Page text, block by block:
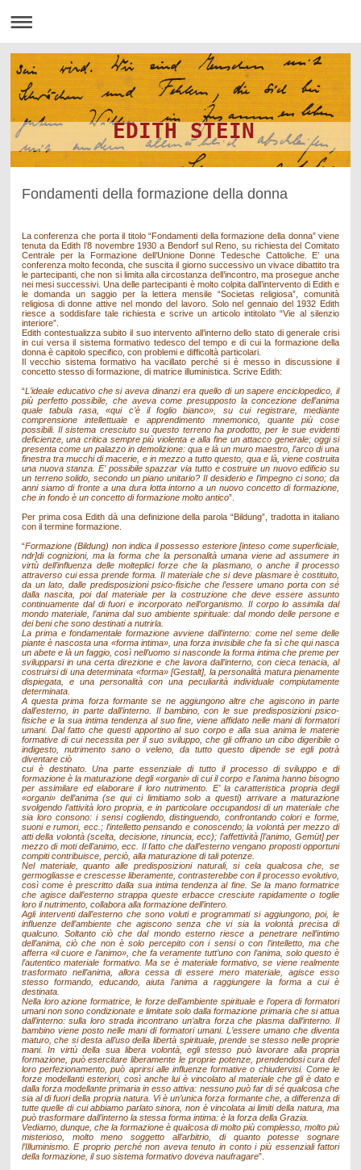
EDITH STEIN
Fondamenti della formazione della donna
La conferenza che porta il titolo “Fondamenti della formazione della donna” viene
tenuta da Edith l’8 novembre 1930 a Bendorf sul Reno, su richiesta del Comitato
Centrale per la Formazione dell’Unione Donne Tedesche Cattoliche. E’ una
conferenza molto feconda, che suscita il giorno successivo un vivace dibattito tra
le partecipanti, che non si limita alla circostanza dell’incontro, ma prosegue anche
nei mesi successivi. Una delle partecipanti è molto colpita dall’intervento di Edith e
le domanda un saggio per la lettera mensile “Societas religiosa”, comunità
religiosa di donne attive nel mondo del lavoro. Solo nel gennaio del 1932 Edith
riesce a soddisfare tale richiesta e scrive un articolo intitolato “Vie al silenzio
interiore”.
Edith contestualizza subito il suo intervento all’interno dello stato di generale crisi
in cui versa il sistema formativo tedesco del tempo e di cui la formazione della
donna è capitolo specifico, con problemi e difficoltà particolari.
Il vecchio sistema formativo ha vacillato perché si è messo in discussione il
concetto stesso di formazione, di matrice illuministica. Scrive Edith:
“L’ideale educativo che si aveva dinanzi era quello di un sapere enciclopedico, il
più perfetto possibile, che aveva come presupposto la concezione dell’anima
quale tabula rasa, «qui c’è il foglio bianco», su cui registrare, mediante
comprensione intellettuale e apprendimento mnemonico, quante più cose
possibili. Il sistema cresciuto su questo terreno ha prodotto, per le sue evidenti
deficienze, una critica sempre più violenta e alla fine un attacco generale; oggi si
presenta come un palazzo in demolizione: qua e là un muro maestro, l’arco di una
finestra tra mucchi di macerie, e in mezzo a tutto questo, qua e là, viene costruita
una nuova stanza. E’ possibile spazzar via tutto e costruire un nuovo edificio su
un terreno solido, secondo un piano unitario? Il desiderio e l’impegno ci sono; da
anni siamo di fronte a una dura lotta intorno a un nuovo concetto di formazione,
che in fondo è un concetto di formazione molto antico”.
Per prima cosa Edith dà una definizione della parola “Bildung”, tradotta in italiano
con il termine formazione.
“Formazione (Bildung) non indica il possesso esteriore [inteso come superficiale,
ndr]di cognizioni, ma la forma che la personalità umana viene ad assumere in
virtù dell’influenza delle molteplici forze che la plasmano, o anche il processo
attraverso cui essa prende forma. Il materiale che si deve plasmare è costituito,
da un lato, dalle predisposizioni psico-fisiche che l’essere umano porta con sé
dalla nascita, poi dal materiale per la costruzione che deve essere assunto
continuamente dal di fuori e incorporato nell’organismo. Il corpo lo assimila dal
mondo materiale, l’anima dal suo ambiente spirituale: dal mondo delle persone e
dei beni che sono destinati a nutrirla.
La prima e fondamentale formazione avviene dall’interno: come nel seme delle
piante è nascosta una «forma intima», una forza invisibile che fa sì che qui nasca
un abete e là un faggio, così nell’uomo si nasconde la forma intima che preme per
svilupparsi in una certa direzione e che lavora dall’interno, con cieca tenacia, al
costruirsi di una determinata «forma» [Gestalt], la personalità matura pienamente
dispiegata, e una personalità con una peculiarità individuale compiutamente
determinata.
A questa prima forza formante se ne aggiungono altre che agiscono in parte
dall’esterno, in parte dall’interno. Il bambino, con le sue predisposizioni psico-
fisiche e la sua intima tendenza al suo fine, viene affidato nelle mani di formatori
umani. Dal fatto che questi apportino al suo corpo e alla sua anima le materie
formative di cui necessita per il suo sviluppo, che gli offrano un cibo digeribile o
indigesto, nutrimento sano o veleno, da tutto questo dipende se egli potrà
diventare ciò
cui è destinato. Una parte essenziale di tutto il processo di sviluppo e di
formazione è la maturazione degli «organi» di cui il corpo e l’anima hanno bisogno
per assimilare ed elaborare il loro nutrimento. E’ la caratteristica propria degli
«organi» dell’anima (se qui ci limitiamo solo a questi) arrivare a maturazione
svolgendo l’attività loro propria, e in particolare occupandosi di un materiale che
sia loro consono: i sensi cogliendo, distinguendo, confrontando colori e forme,
suoni e rumori, ecc.; l’intelletto pensando e conoscendo; la volontà per mezzo di
atti della volontà (scelta, decisione, rinuncia, ecc); l’affettività [l’animo, Gemüt] per
mezzo di moti dell’animo, ecc. Il fatto che dall’esterno vengano proposti opportuni
compiti contribuisce, perciò, alla maturazione di tali potenze.
Nel materiale, quanto alle predisposizioni naturali, si cela qualcosa che, se
germogliasse e crescesse liberamente, contrasterebbe con il processo evolutivo,
così come è prescritto dalla sua intima tendenza al fine. Se la mano formatrice
che agisce dall’esterno strappa queste erbacce cresciute rapidamente o toglie
loro il nutrimento, collabora alla formazione dell’intero.
Agli interventi dall’esterno che sono voluti e programmati si aggiungono, poi, le
influenze dell’ambiente che agiscono senza che vi sia la volontà precisa di
qualcuno. Soltanto ciò che dal mondo esterno riesce a penetrare nell’intimo
dell’anima, ciò che non è solo percepito con i sensi o con l’intelletto, ma che
afferra «il cuore e l’animo», che fa veramente tutt’uno con l’anima, solo questo è
l’autentico materiale formativo. Ma se è materiale formativo, se viene realmente
trasformato nell’anima, allora cessa di essere mero materiale, agisce esso
stesso formando, educando, aiuta l’anima a raggiungere la forma a cui è
destinata.
Nella loro azione formatrice, le forze dell’ambiente spirituale e l’opera di formatori
umani non sono condizionate e limitate solo dalla formazione primaria che si attua
dall’interno: sulla loro strada incontrano un’altra forza che plasma dall’interno. Il
bambino viene posto nelle mani di formatori umani. L’essere umano che diventa
maturo, che si desta all’uso della libertà spirituale, prende se stesso nelle proprie
mani. In virtù della sua libera volontà, egli stesso può lavorare alla propria
formazione, può esercitare liberamente le proprie potenze, prendendosi cura del
loro perfezionamento, può aprirsi alle influenze formative o chiudervisi. Come le
forze modellanti esteriori, così anche lui è vincolato al materiale che gli è dato e
dalla forza modellante primaria in esso attiva: nessuno può far di sé qualcosa che
sia al di fuori della propria natura. Vi è un’unica forza formante che, a differenza di
tutte quelle di cui abbiamo parlato sinora, non è vincolata ai limiti della natura, ma
può trasformare dall’interno la stessa forma intima: è la forza della Grazia.
Vediamo, dunque, che la formazione è qualcosa di molto più complesso, molto più
misterioso, molto meno soggetto all’arbitrio, di quanto potesse sognare
l’Illuminismo. E proprio perché non aveva tenuto in conto i più essenziali fattori
della formazione, il suo sistema formativo doveva naufragare”.